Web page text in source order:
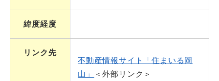
緯度経度
リンク先
不動産情報サイト「住まいる岡
山」
＜外部リンク＞